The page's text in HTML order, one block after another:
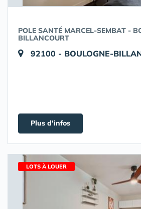
POLE SANTÉ MARCEL-SEMBAT -
BILLANCOURT
92100 - BOULOGNE-
Plus d'infos
LOTS À LOUER